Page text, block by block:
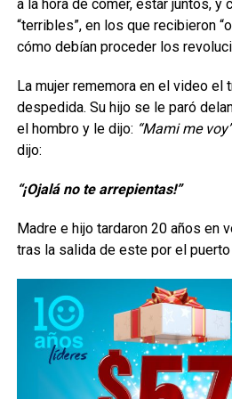
a la hora de comer, estar juntos,
“terribles”, en los que recibieron
cómo debían proceder los
La mujer rememora en el video el
despedida. Su hijo se le paró
el hombro y le dijo: “Mami me voy”
dijo:
“¡Ojalá no te arrepientas!”
Madre e hijo tardaron 20 años en
tras la salida de este por el